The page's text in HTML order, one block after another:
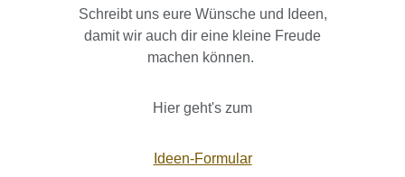
Schreibt uns eure Wünsche und Ideen,
damit wir auch dir eine kleine Freude
machen können.
Hier geht's zum
Ideen-Formular